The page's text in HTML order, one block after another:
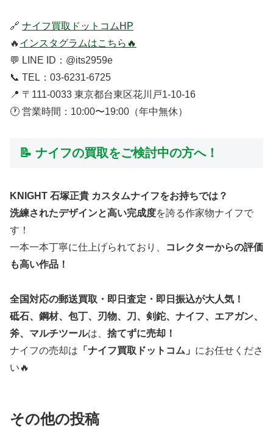
🔗 ナイフ買取ドットコムHP
🔥 インスタグラムはこちら🔥
💬 LINE ID：@its2959e
📞 TEL：03-6231-6725
📍 〒111-0033 東京都台東区花川戸1-10-16
🕐 営業時間：10:00〜19:00（年中無休）
📝 ナイフの買取をご検討中の方へ！
KNIGHT 石塚正貴 カスタムナイフをお持ちでは？
洗練されたデザインと高い完成度を誇る作家物ナイフで
す！
一本一本丁寧に仕上げられており、
コレクターからの評価
も高い作品！
全国対応の郵送買取・即日査定・即日振込が大人気！
砥石、鋼材、包丁、刃物、刀、剣鉈、ナイフ、エアガン、
斧、マルチツールは、 捨てずに売却！
ナイフの売却は 「ナイフ買取ドットコム」 にお任せくださ
い🔥
その他の投稿